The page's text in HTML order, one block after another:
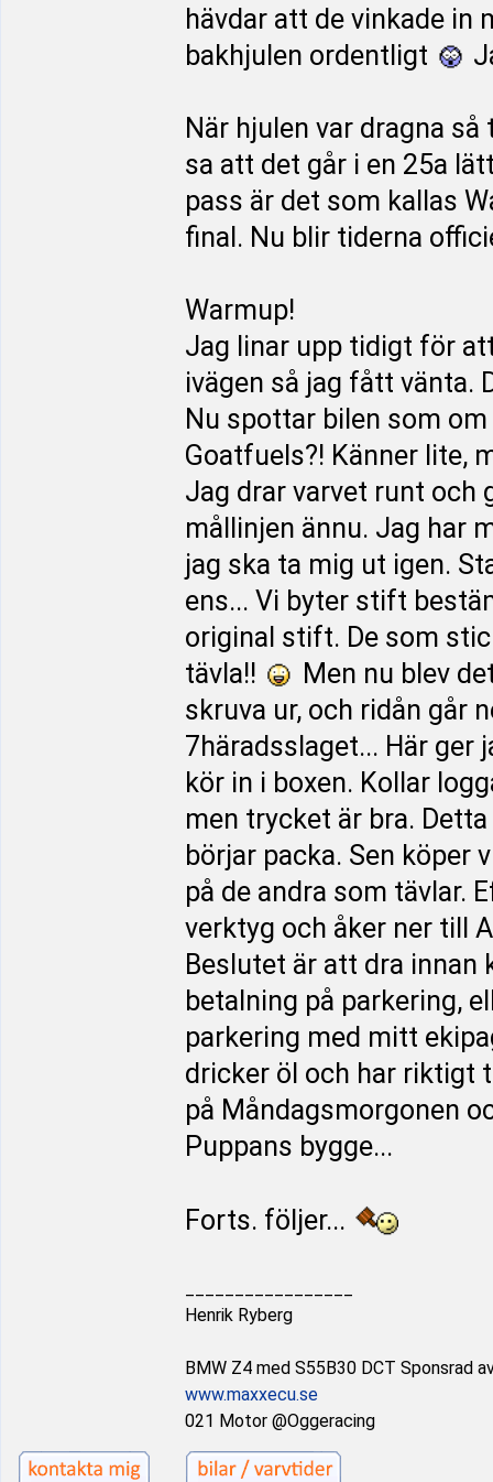
hävdar att de vinkade in
bakhjulen ordentligt
När hjulen var dragna
sa att det går i en 25a
pass är det som kallas
final. Nu blir tiderna
Warmup!
Jag linar upp tidigt för
ivägen så jag fått vänta.
Nu spottar bilen som
Goatfuels?! Känner lite,
Jag drar varvet runt och
mållinjen ännu. Jag har
jag ska ta mig ut igen.
ens... Vi byter stift
original stift. De som
tävla!!
Men nu blev
skruva ur, och ridån går
7häradsslaget... Här ger
kör in i boxen. Kollar
men trycket är bra.
börjar packa. Sen köper
på de andra som tävlar.
verktyg och åker ner till
Beslutet är att dra innan
betalning på parkering,
parkering med mitt
dricker öl och har riktigt
på Måndagsmorgonen
Puppans bygge...
Forts. följer...
Henrik Ryberg
BMW Z4 med S55B30 DCT Sponsrad
www.maxxecu.se
021 Motor @Oggeracing